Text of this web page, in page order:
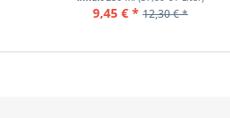
9,45 € * 12,30 € *